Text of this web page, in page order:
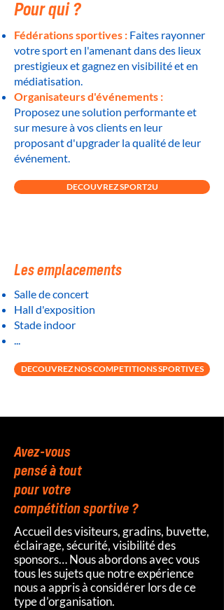
Pour qui ?
Fédérations sportives : Faites rayonner
votre sport en l'amenant dans des lieux
prestigieux et gagnez en visibilité et en
médiatisation.
Organisateurs d'événements :
Proposez une solution performante et
sur mesure à vos clients en leur
proposant d'upgrader la qualité de leur
événement.
DECOUVREZ SPORT2U
Les emplacements
Salle de concert
Hall d'exposition
Stade indoor
...
DECOUVREZ NOS COMPETITIONS SPORTIVES
Avez-vous
pensé à tout
pour votre
compétition sportive ?
Accueil des visiteurs, gradins, buvette,
éclairage, sécurité, visibilité des
sponsors… Nous abordons avec vous
tous les sujets que notre expérience
nous a appris à considérer lors de ce
type d’organisation.